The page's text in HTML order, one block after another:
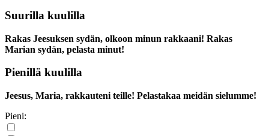
Suurilla kuulilla
Rakas Jeesuksen sydän, olkoon minun rakkaani! Rakas
Marian sydän, pelasta minut!
Pienillä kuulilla
Jeesus, Maria, rakkauteni teille! Pelastakaa meidän sielumme!
Pieni: